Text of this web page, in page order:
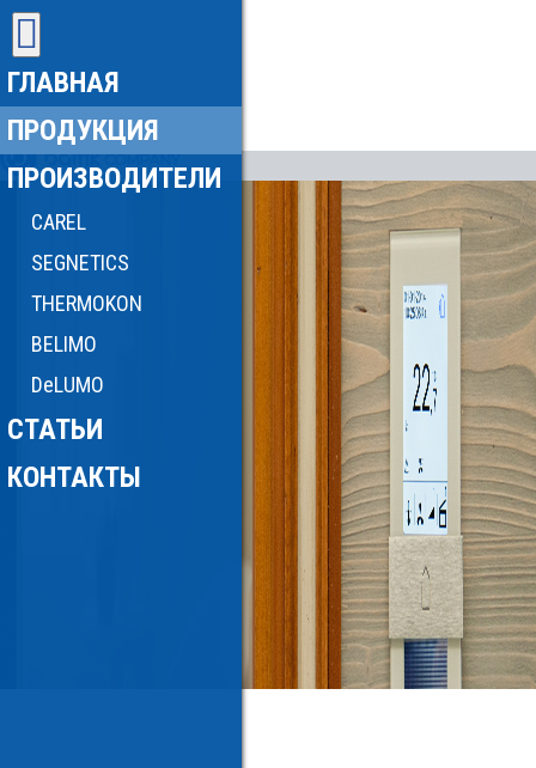
ГЛАВНАЯ
ПРОДУКЦИЯ
ПРОИЗВОДИТЕЛИ
CAREL
SEGNETICS
THERMOKON
BELIMO
DeLUMO
СТАТЬИ
КОНТАКТЫ